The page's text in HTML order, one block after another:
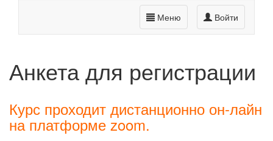
Войти
Меню
Анкета для регистрации
Курс проходит дистанционно он-лайн
на платформе zoom.